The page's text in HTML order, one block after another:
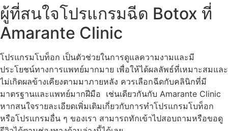
ผู้ที่สนใจโปรแกรมฉีด Botox ที่
Amarante Clinic
โปรแกรมโบท็อก เป็นตัวช่วยในการดูแลความงามและมี
ประโยชน์ทางการแพทย์มากมาย เพื่อให้ได้ผลลัพธ์ที่เหมาะสมและ
ไม่เกิดผลข้างเคียงตามมาภายหลัง ควรเลือกฉีดกับคลินิกที่มี
มาตรฐานและแพทย์มากฝีมือ เช่นเดียวกันกับ Amarante Clinic
หากสนใจรายละเอียดเพิ่มเติมเกี่ยวกับการทำโปรแกรมโบท็อก
หรือโปรแกรมอื่น ๆ ของเรา สามารถทักเข้าไปสอบถามหรือขอดู